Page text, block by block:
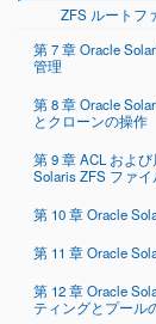
ZFS ルートフ
第 7 章 Oracle
管理
第 8 章 Oracle
とクローンの操作
第 9 章 ACL およ
Solaris ZFS ファ
第 10 章 Oracle
第 11 章 Oracle
第 12 章 Oracle
ティングとプール